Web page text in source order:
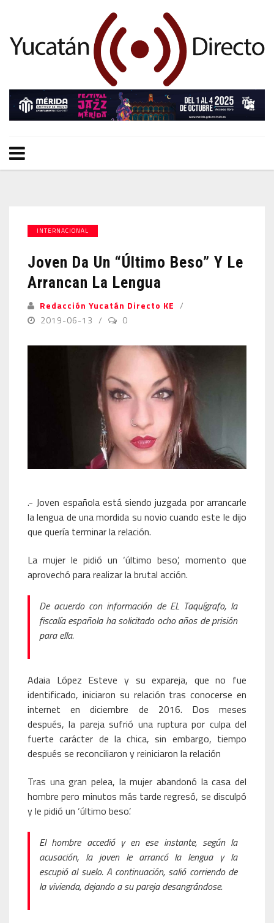
INTERNACIONAL
Joven Da Un “último Beso” Y Le
Arrancan La Lengua
Redacción Yucatán Directo KE
2019-06-13
0
.- Joven española está siendo juzgada por arrancarle
la lengua de una mordida su novio cuando este le dijo
que quería terminar la relación.
La mujer le pidió un ‘último beso’, momento que
aprovechó para realizar la brutal acción.
De acuerdo con información de EL Taquígrafo, la
fiscalía española ha solicitado ocho años de prisión
para ella.
Adaia López Esteve y su expareja, que no fue
identificado, iniciaron su relación tras conocerse en
internet en diciembre de 2016. Dos meses
después, la pareja sufrió una ruptura por culpa del
fuerte carácter de la chica, sin embargo, tiempo
después se reconciliaron y reiniciaron la relación
Tras una gran pelea, la mujer abandonó la casa del
hombre pero minutos más tarde regresó, se disculpó
y le pidió un ‘último beso’.
El hombre accedió y en ese instante, según la
acusación, la joven le arrancó la lengua y la
escupió al suelo. A continuación, salió corriendo de
la vivienda, dejando a su pareja desangrándose.